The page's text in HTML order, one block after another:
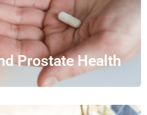
Prostate Health